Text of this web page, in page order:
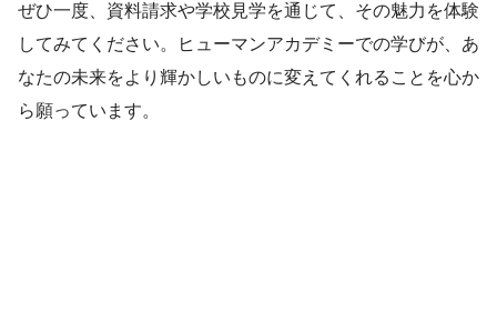
ぜひ一度、資料請求や学校見学を通じて、その魅力を体験
してみてください。ヒューマンアカデミーでの学びが、あ
なたの未来をより輝かしいものに変えてくれることを心か
ら願っています。